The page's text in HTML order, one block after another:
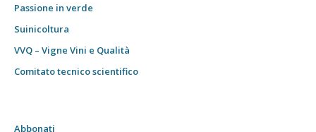
Passione in verde
Suinicoltura
VVQ – Vigne Vini e Qualità
Comitato tecnico scientifico
Abbonati